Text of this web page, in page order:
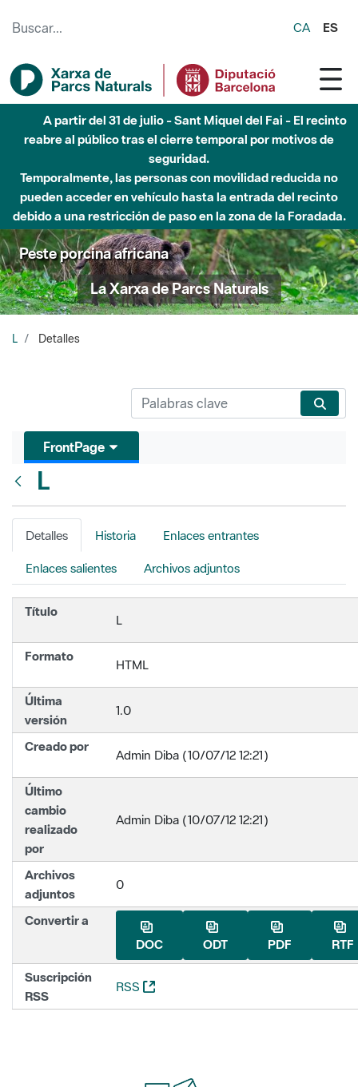
CA ES
A partir del 31 de julio - Sant Miquel del Fai - El recinto
reabre al público tras el cierre temporal por motivos de
seguridad.
Temporalmente, las personas con movilidad reducida no
pueden acceder en vehículo hasta la entrada del recinto
debido a una restricción de paso en la zona de la Foradada.
Peste porcina africana
La Xarxa de Parcs Naturals
L Detalles
FrontPage
L
Detalles Historia Enlaces entrantes
Enlaces salientes Archivos adjuntos
Título
L
Formato
HTML
Última
versión
1.0
Creado por
Admin Diba (10/07/12 12:21)
Último
cambio
realizado
por
Admin Diba (10/07/12 12:21)
Archivos
adjuntos
0
Convertir a
DOC
ODT PDF RTF
Suscripción
RSS
RSS (Abre una nueva ventana)